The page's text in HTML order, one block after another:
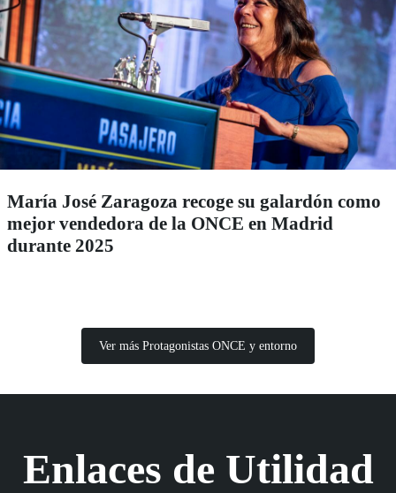
María José Zaragoza recoge su galardón como
mejor vendedora de la ONCE en Madrid
durante 2025
Ver más Protagonistas ONCE y entorno
Enlaces de Utilidad